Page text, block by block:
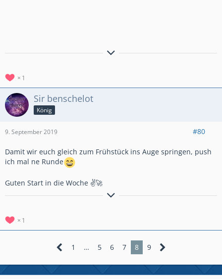
Hier noch der Weg zu unserer ClanvorstellungClanvorstellung
Besucht uns unter GermanGalaxy #2RGY2YGU
GermanGalaxy 3 #8QG8LLLQ
1
Sir benschelot
König
9. September 2019 #80
Damit wir euch gleich zum Frühstück ins Auge springen, push
ich mal ne Runde
Guten Start in die Woche ✌🚀
Hier noch der Weg zu unserer ClanvorstellungClanvorstellung
Besucht uns unter GermanGalaxy #2RGY2YGU
1
1 … 5 6 7 8 9